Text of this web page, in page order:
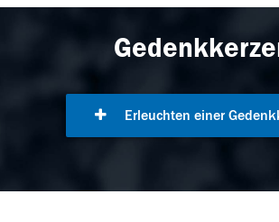
Erleuchten einer